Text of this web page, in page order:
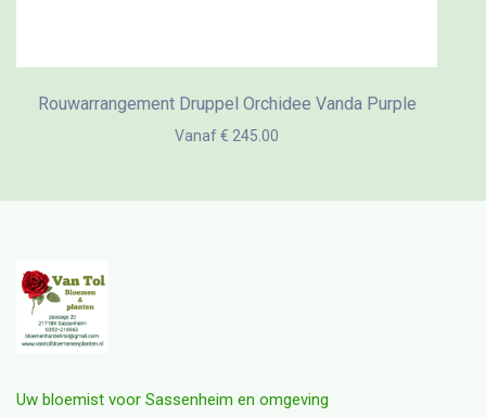
Rouwarrangement Druppel Orchidee Vanda Purple
Vanaf € 245.00
Uw bloemist voor Sassenheim en omgeving